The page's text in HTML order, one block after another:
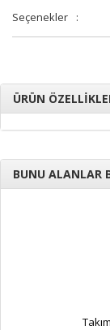
Seçenekler :
ÜRÜN
BUNU ALANLAR